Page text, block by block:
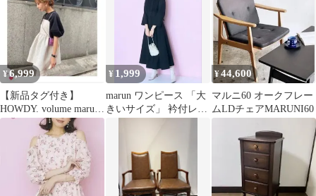
¥6,999
【新品タグ付き】
HOWDY. volume marun
blouse ブラック
¥ 1,999
marun ワンピース 「大
きいサイズ」 衿付レー
¥44,600
マルニ60 オークフレー
ムLDチェアMARUNI60